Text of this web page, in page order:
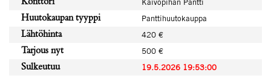
Huutokaupan tyyppi
Panttihuutokauppa
Lähtöhinta
420 €
Tarjous nyt
500 €
Sulkeutuu
19.5.2026 19:53:00